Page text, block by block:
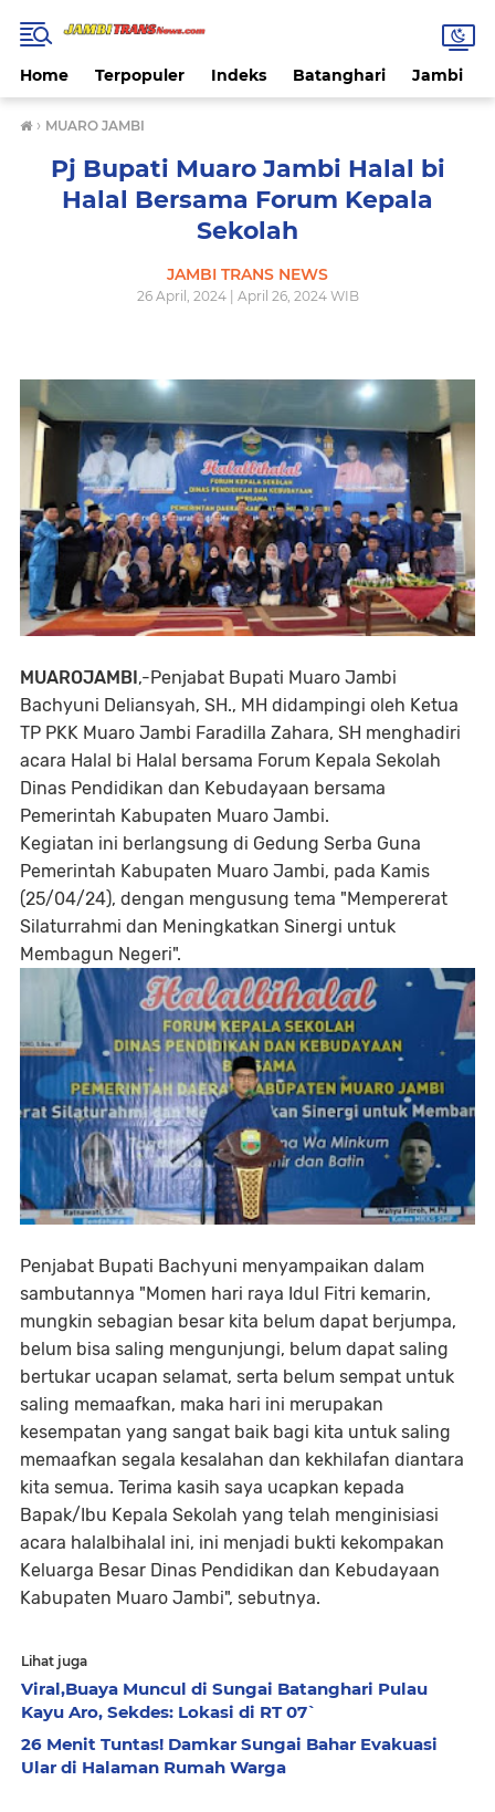
Home Terpopuler Indeks Batanghari Jambi
› MUARO JAMBI
Pj Bupati Muaro Jambi Halal bi
Halal Bersama Forum Kepala
Sekolah
JAMBI TRANS NEWS
26 April, 2024 | April 26, 2024 WIB
MUAROJAMBI,-Penjabat Bupati Muaro Jambi
Bachyuni Deliansyah, SH., MH didampingi oleh Ketua
TP PKK Muaro Jambi Faradilla Zahara, SH menghadiri
acara Halal bi Halal bersama Forum Kepala Sekolah
Dinas Pendidikan dan Kebudayaan bersama
Pemerintah Kabupaten Muaro Jambi.
Kegiatan ini berlangsung di Gedung Serba Guna
Pemerintah Kabupaten Muaro Jambi, pada Kamis
(25/04/24), dengan mengusung tema "Mempererat
Silaturrahmi dan Meningkatkan Sinergi untuk
Membagun Negeri".
Penjabat Bupati Bachyuni menyampaikan dalam
sambutannya "Momen hari raya Idul Fitri kemarin,
mungkin sebagian besar kita belum dapat berjumpa,
belum bisa saling mengunjungi, belum dapat saling
bertukar ucapan selamat, serta belum sempat untuk
saling memaafkan, maka hari ini merupakan
kesempatan yang sangat baik bagi kita untuk saling
memaafkan segala kesalahan dan kekhilafan diantara
kita semua. Terima kasih saya ucapkan kepada
Bapak/Ibu Kepala Sekolah yang telah menginisiasi
acara halalbihalal ini, ini menjadi bukti kekompakan
Keluarga Besar Dinas Pendidikan dan Kebudayaan
Kabupaten Muaro Jambi", sebutnya.
Lihat juga
Viral,Buaya Muncul di Sungai Batanghari Pulau
Kayu Aro, Sekdes: Lokasi di RT 07`
26 Menit Tuntas! Damkar Sungai Bahar Evakuasi
Ular di Halaman Rumah Warga